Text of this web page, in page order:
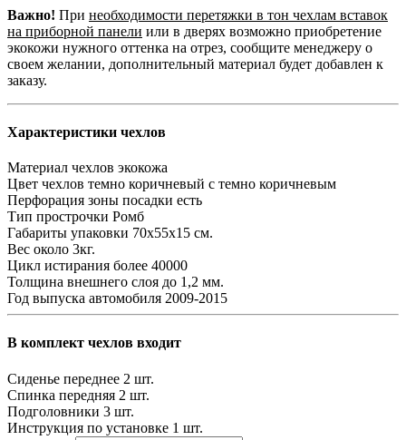
Важно! При необходимости перетяжки в тон чехлам вставок
на приборной панели или в дверях возможно приобретение
экокожи нужного оттенка на отрез, сообщите менеджеру о
своем желании, дополнительный материал будет добавлен к
заказу.
Характеристики чехлов
Материал чехлов экокожа
Цвет чехлов темно коричневый с темно коричневым
Перфорация зоны посадки есть
Тип прострочки Ромб
Габариты упаковки 70х55х15 см.
Вес около 3кг.
Цикл истирания более 40000
Толщина внешнего слоя до 1,2 мм.
Год выпуска автомобиля 2009-2015
В комплект чехлов входит
Сиденье переднее 2 шт.
Спинка передняя 2 шт.
Подголовники 3 шт.
Инструкция по установке 1 шт.